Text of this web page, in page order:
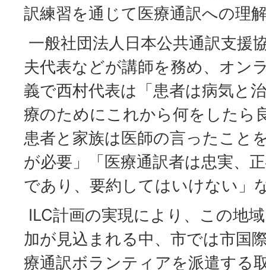
訳練習を通じて医療通訳への理
一般社団法人日本公共通訳支援
夫代表などが講師を務め、オン
義で西村代表は「患者は病気と
療のためにこれから何をしたら
患者と家族は医師の言ったこと
が必要」「医療通訳者は忠実、
であり、要約してはいけない」
ILC計画の実現により、この地
加が見込まれる中、市では市国
療通訳ボランティアを派遣する